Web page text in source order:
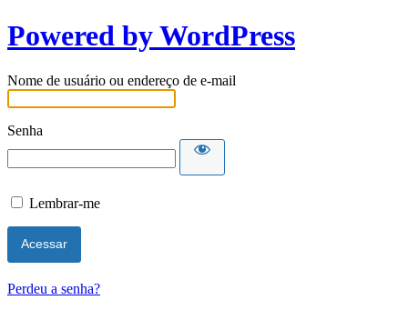
Powered by WordPress
Nome de usuário ou endereço de e-mail
Senha
Lembrar-me
Perdeu a senha?